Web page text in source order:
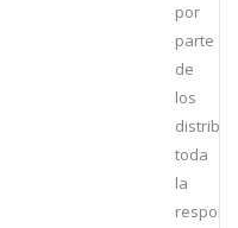
por
parte
de
los
toda
la